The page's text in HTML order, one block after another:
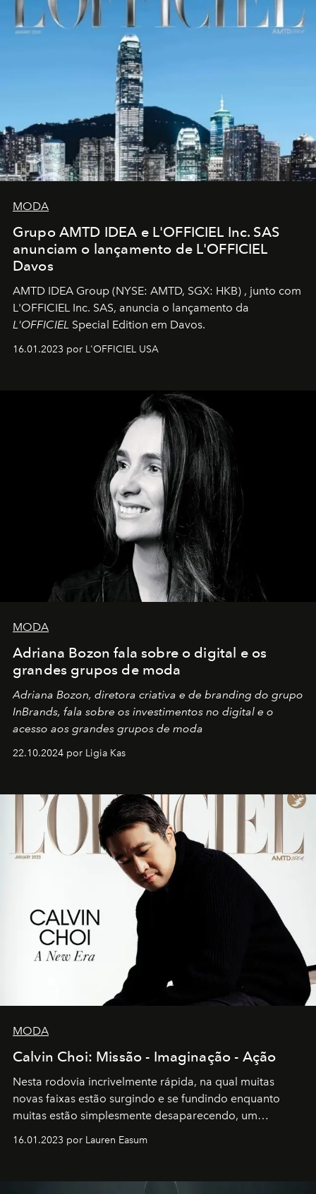
MODA
Grupo AMTD IDEA e L'OFFICIEL Inc. SAS
anunciam o lançamento de L'OFFICIEL
Davos
AMTD IDEA Group (NYSE: AMTD, SGX: HKB) , junto com
L'OFFICIEL Inc. SAS, anuncia o lançamento da
L'OFFICIEL Special Edition em Davos.
16.01.2023 por L'OFFICIEL USA
MODA
Adriana Bozon fala sobre o digital e os
grandes grupos de moda
Adriana Bozon, diretora criativa e de branding do grupo
InBrands, fala sobre os investimentos no digital e o
acesso aos grandes grupos de moda
22.10.2024 por Ligia Kas
MODA
Calvin Choi: Missão - Imaginação - Ação
Nesta rodovia incrivelmente rápida, na qual muitas
novas faixas estão surgindo e se fundindo enquanto
muitas estão simplesmente desaparecendo, um
transportador AMTD abrindo caminho para muitos
por propósitos, com um claro senso de missão na vida e
16.01.2023 por Lauren Easum